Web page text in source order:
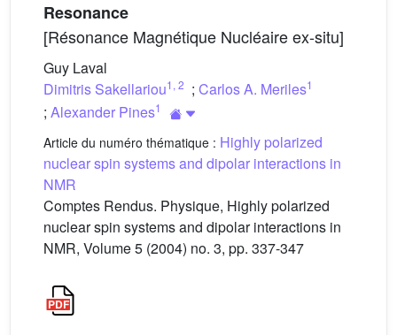
Resonance
[Résonance Magnétique Nucléaire ex-situ]
Guy Laval
Dimitris Sakellariou1 , 2 ; Carlos A. Meriles1
; Alexander Pines1
Article du numéro thématique : Highly polarized
nuclear spin systems and dipolar interactions in
NMR
Comptes Rendus. Physique, Highly polarized
nuclear spin systems and dipolar interactions in
NMR, Volume 5 (2004) no. 3, pp. 337-347